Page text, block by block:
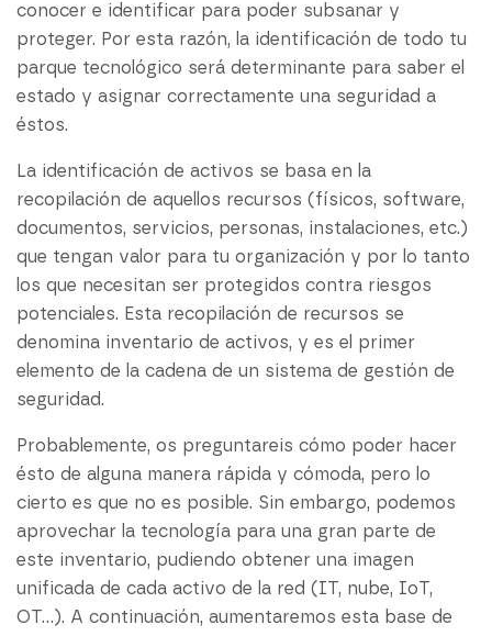
conocer e identificar para poder subsanar y
proteger. Por esta razón, la identificación de todo tu
parque tecnológico será determinante para saber el
estado y asignar correctamente una seguridad a
éstos.
La identificación de activos se basa en la
recopilación de aquellos recursos (físicos, software,
documentos, servicios, personas, instalaciones, etc.)
que tengan valor para tu organización y por lo tanto
los que necesitan ser protegidos contra riesgos
potenciales. Esta recopilación de recursos se
denomina inventario de activos, y es el primer
elemento de la cadena de un sistema de gestión de
seguridad.
Probablemente, os preguntareis cómo poder hacer
ésto de alguna manera rápida y cómoda, pero lo
cierto es que no es posible. Sin embargo, podemos
aprovechar la tecnología para una gran parte de
este inventario, pudiendo obtener una imagen
unificada de cada activo de la red (IT, nube, IoT,
OT…). A continuación, aumentaremos esta base de